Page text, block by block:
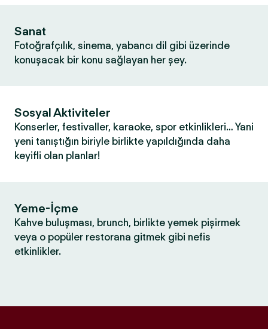
Sanat
Fotoğrafçılık, sinema, yabancı dil gibi üzerinde
konuşacak bir konu sağlayan her şey.
Sosyal Aktiviteler
Konserler, festivaller, karaoke, spor etkinlikleri… Yani
yeni tanıştığın biriyle birlikte yapıldığında daha
keyifli olan planlar!
Yeme-İçme
Kahve buluşması, brunch, birlikte yemek pişirmek
veya o popüler restorana gitmek gibi nefis
etkinlikler.